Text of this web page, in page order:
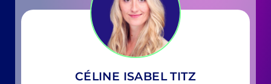
CÉLINE ISABEL TITZ